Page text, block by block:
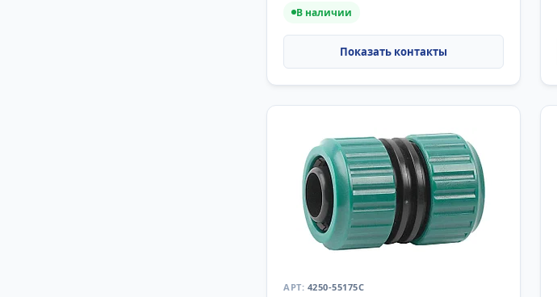
В наличии
4250-55175C